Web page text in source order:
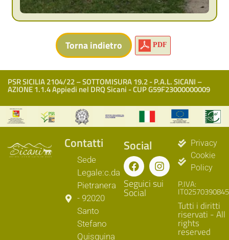
PDF
PSR SICILIA 2104/22 – SOTTOMISURA 19.2 - P.A.L. SICANI –
AZIONE 1.1.4 Appiedi nel DRQ Sicani - CUP G59F23000000009
Contatti
Sede
Legale:c.da
Pietranera
- 92020
Santo
Stefano
Quisquina
Social
Seguici sui
Social
Privacy
Cookie
Policy
P.IVA:
IT02570390845
Tutti i diritti
riservati - All
rights
reserved